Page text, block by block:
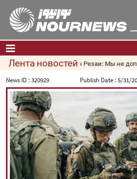
Главная|Контакты|О нас
Новости
Культура и общество
Экономика
Политика
взгляд
Мультимедиа
Лента новостейМохсен Резаи: Мы не
News ID :320929 Publish Date :5/31/